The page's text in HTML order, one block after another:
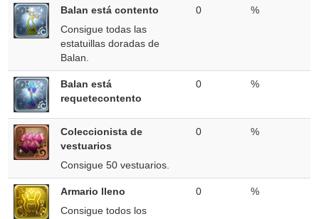
Balan está contento
Consigue todas las
estatuillas doradas de
Balan.
0 %
Balan está
requetecontento
0 %
Coleccionista de
vestuarios
Consigue 50 vestuarios.
0 %
Armario lleno
Consigue todos los
0 %